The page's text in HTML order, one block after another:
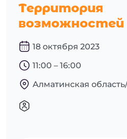
Территория
возможностей
18 октября 2023
11:00 – 16:00
Алматинская